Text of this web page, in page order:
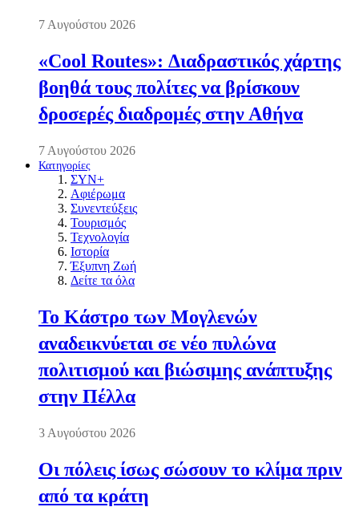
7 Αυγούστου 2026
«Cool Routes»: Διαδραστικός χάρτης
βοηθά τους πολίτες να βρίσκουν
δροσερές διαδρομές στην Αθήνα
7 Αυγούστου 2026
Κατηγορίες
ΣΥΝ+
Αφιέρωμα
Συνεντεύξεις
Τουρισμός
Τεχνολογία
Ιστορία
Έξυπνη Ζωή
Δείτε τα όλα
Το Κάστρο των Μογλενών
αναδεικνύεται σε νέο πυλώνα
πολιτισμού και βιώσιμης ανάπτυξης
στην Πέλλα
3 Αυγούστου 2026
Οι πόλεις ίσως σώσουν το κλίμα πριν
από τα κράτη